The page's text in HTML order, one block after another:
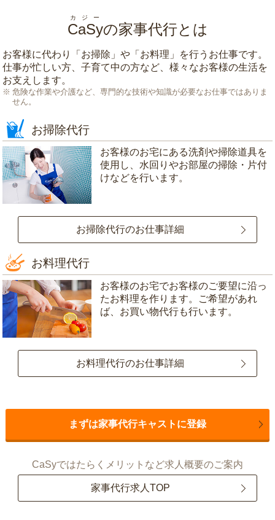
CaSy
カジー
の家事代行とは
お客様に代わり「 お掃除 」や「 お料理 」を行うお仕事です。
仕事が忙しい方、子育て中の方など、様々なお客様の生活を
お支えします。
危険な作業や介護など、専門的な技術や知識が必要なお仕事ではありま
せん。
お掃除代行
お客様のお宅にある洗剤や掃除道具を
使用し、水回りやお部屋の掃除・片付
けなどを行います。
お掃除代行のお仕事詳細
お料理代行
お客様のお宅でお客様のご要望に沿っ
たお料理を作ります。ご希望があれ
ば、お買い物代行も行います。
お料理代行のお仕事詳細
まずは家事代行キャストに登録
CaSyではたらくメリットなど求人概要のご案内
家事代行求人TOP